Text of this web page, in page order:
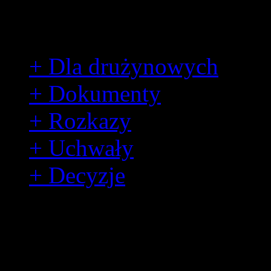
+ Dla drużynowych
+ Dokumenty
+ Rozkazy
+ Uchwały
+ Decyzje